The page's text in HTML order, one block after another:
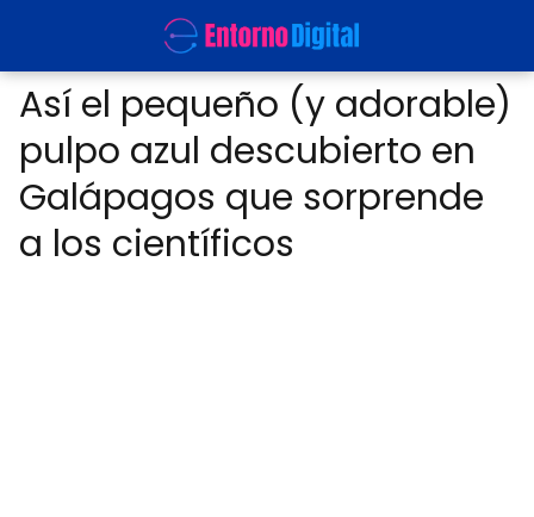
Así el pequeño (y adorable)
pulpo azul descubierto en
Galápagos que sorprende
a los científicos